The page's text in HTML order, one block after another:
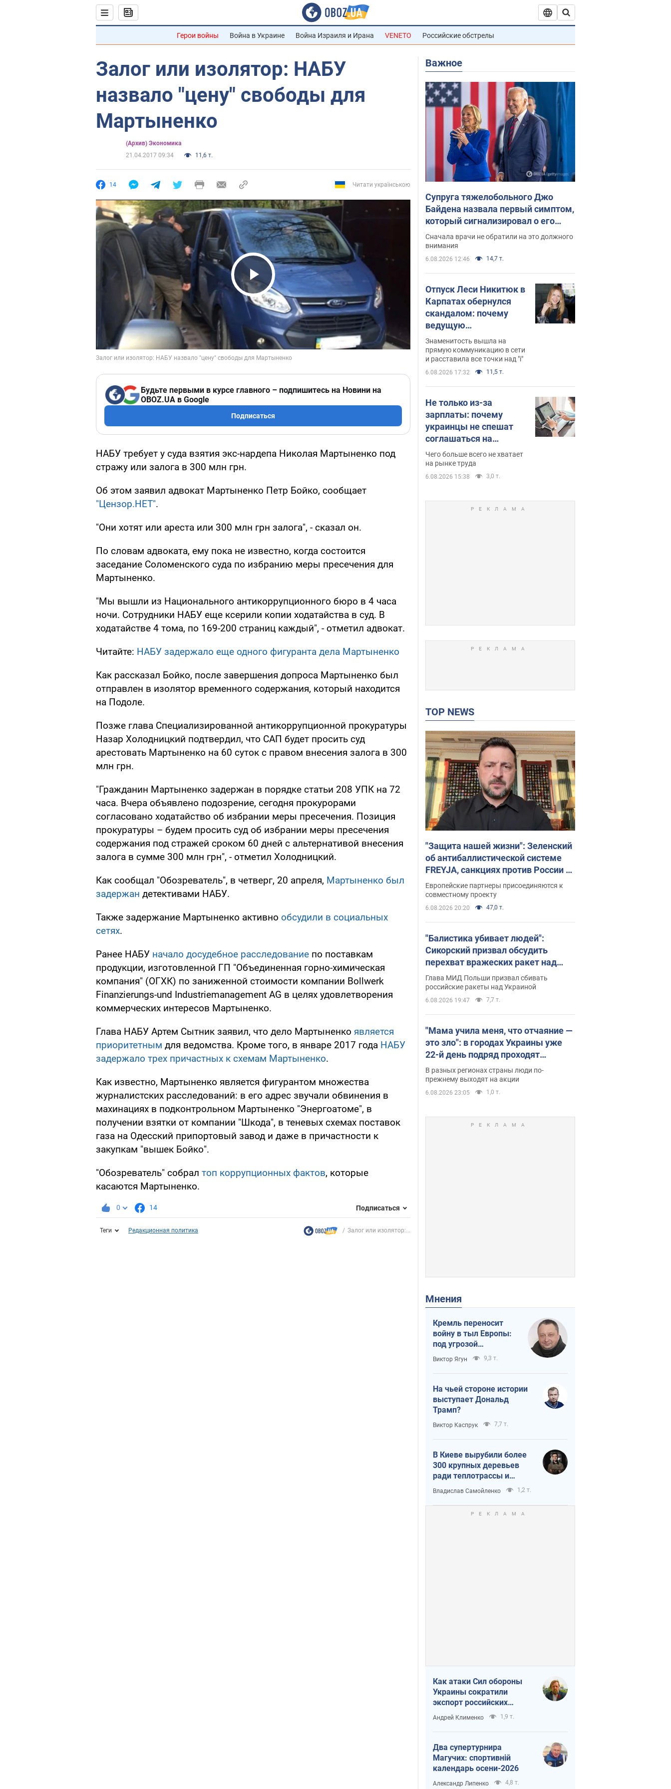
Герои войны Война в Украине Война Израиля и Ирана VENETO Российские обстрелы
Залог или изолятор: НАБУ
назвало "цену" свободы для
Мартыненко
(Архив) Экономика
21.04.2017 09:34
11,6 т.
14 Читати українською
Play Video
Будьте первыми в курсе главного – подпишитесь на Новини на
OBOZ.UA в Google
Подписаться
НАБУ требует у суда взятия экс-нардепа Николая Мартыненко под
стражу или залога в 300 млн грн.
Об этом заявил адвокат Мартыненко Петр Бойко, сообщает
"Цензор.НЕТ".
"Они хотят или ареста или 300 млн грн залога", - сказал он.
По словам адвоката, ему пока не известно, когда состоится
заседание Соломенского суда по избранию меры пресечения для
Мартыненко.
"Мы вышли из Национального антикоррупционного бюро в 4 часа
ночи. Сотрудники НАБУ еще ксерили копии ходатайства в суд. В
ходатайстве 4 тома, по 169-200 страниц каждый", - отметил адвокат.
Читайте: НАБУ задержало еще одного фигуранта дела Мартыненко
Как рассказал Бойко, после завершения допроса Мартыненко был
отправлен в изолятор временного содержания, который находится
на Подоле.
Позже глава Специализированной антикоррупционной прокуратуры
Назар Холодницкий подтвердил, что САП будет просить суд
арестовать Мартыненко на 60 суток с правом внесения залога в 300
млн грн.
"Гражданин Мартыненко задержан в порядке статьи 208 УПК на 72
часа. Вчера объявлено подозрение, сегодня прокурорами
согласовано ходатайство об избрании меры пресечения. Позиция
прокуратуры – будем просить суд об избрании меры пресечения
содержания под стражей сроком 60 дней с альтернативой внесения
залога в сумме 300 млн грн", - отметил Холодницкий.
Как сообщал "Обозреватель", в четверг, 20 апреля, Мартыненко был
задержан детективами НАБУ.
Также задержание Мартыненко активно обсудили в социальных
сетях.
Ранее НАБУ начало досудебное расследование по поставкам
продукции, изготовленной ГП "Объединенная горно-химическая
компания" (ОГХК) по заниженной стоимости компании Bollwerk
Finanzierungs-und Industriemanagement AG в целях удовлетворения
коммерческих интересов Мартыненко.
Глава НАБУ Артем Сытник заявил, что дело Мартыненко является
приоритетным для ведомства. Кроме того, в январе 2017 года НАБУ
задержало трех причастных к схемам Мартыненко.
Как известно, Мартыненко является фигурантом множества
журналистских расследований: в его адрес звучали обвинения в
махинациях в подконтрольном Мартыненко "Энергоатоме", в
получении взятки от компании "Шкода", в теневых схемах поставок
газа на Одесский припортовый завод и даже в причастности к
закупкам "вышек Бойко".
"Обозреватель" собрал топ коррупционных фактов, которые
касаются Мартыненко.
0 14 Подписаться
Теги Редакционная политика Залог или изолятор:...
Важное
Супруга тяжелобольного Джо
Байдена назвала первый симптом,
который сигнализировал о его
"агрессивном" раке
Сначала врачи не обратили на это должного
внимания
6.08.2026 12:46 14,7 т.
Отпуск Леси Никитюк в
Карпатах обернулся
скандалом: почему
ведущую
несправедливо
захейтили
Знаменитость вышла на
прямую коммуникацию в сети
и расставила все точки над "i"
6.08.2026 17:32 11,5 т.
Не только из-за
зарплаты: почему
украинцы не спешат
соглашаться на
вакансии
Чего больше всего не хватает
на рынке труда
6.08.2026 15:38 3,0 т.
TOP NEWS
"Защита нашей жизни": Зеленский
об антибаллистической системе
FREYJA, санкциях против России и
поддержке аграриев. Видео
Европейские партнеры присоединяются к
совместному проекту
6.08.2026 20:20 47,0 т.
"Балистика убивает людей":
Сикорский призвал обсудить
перехват вражеских ракет над
Украиной
Глава МИД Польши призвал сбивать
российские ракеты над Украиной
6.08.2026 19:47 7,7 т.
"Мама учила меня, что отчаяние —
это зло": в городах Украины уже
22-й день подряд проходят
массовые митинги за
возвращение Федорова. Фото и
видео
В разных регионах страны люди по-
прежнему выходят на акции
6.08.2026 23:05 1,0 т.
Мнения
Кремль переносит
войну в тыл Европы:
под угрозой
критическая
логистика
Виктор Ягун 9,3 т.
На чьей стороне истории
выступает Дональд
Трамп?
Виктор Каспрук 7,7 т.
В Киеве вырубили более
300 крупных деревьев
ради теплотрассы и
вопреки Генплану
Владислав Самойленко 1,2 т.
Как атаки Сил обороны
Украины сократили
экспорт российских
нефтепродуктов
Андрей Клименко 1,9 т.
Два супертурнира
Магучих: спортивній
календарь осени-2026
Александр Липенко 4,8 т.